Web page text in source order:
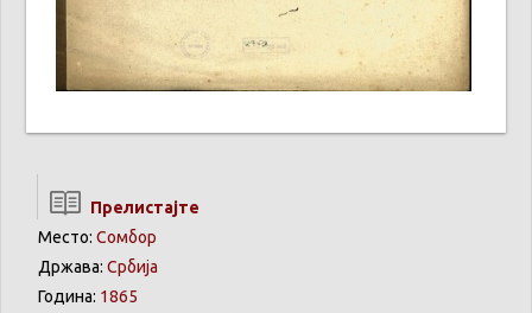
Прелистајте
Место: Сомбор
Држава: Србија
Година: 1865